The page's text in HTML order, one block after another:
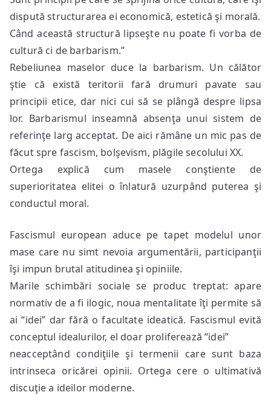
dispută structurarea ei economică, estetică şi morală.
Când această structură lipseşte nu poate fi vorba de
cultură ci de barbarism.”
Rebeliunea maselor duce la barbarism. Un călător
ştie că există teritorii fară drumuri pavate sau
principii etice, dar nici cui să se plângă despre lipsa
lor. Barbarismul inseamnă absenţa unui sistem de
referinţe larg acceptat. De aici rămâne un mic pas de
făcut spre fascism, bolşevism, plăgile secolului XX.
Ortega explică cum masele conştiente de
superioritatea elitei o înlatură uzurpând puterea şi
conductul moral.
Fascismul european aduce pe tapet modelul unor
mase care nu simt nevoia argumentării, participanţii
îşi impun brutal atitudinea şi opiniile.
Marile schimbări sociale se produc treptat: apare
normativ de a fi ilogic, noua mentalitate îţi permite să
ai “idei” dar fără o facultate ideatică. Fascismul evită
conceptul idealurilor, el doar proliferează “idei”
neacceptând condiţiile şi termenii care sunt baza
intrinseca oricărei opinii. Ortega cere o ultimativă
discuţie a ideilor moderne.